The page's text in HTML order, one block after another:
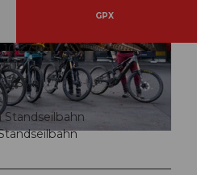
© Bikegenoss Zentralschweiz
GPX
10,27 km
500 m
1.653 m